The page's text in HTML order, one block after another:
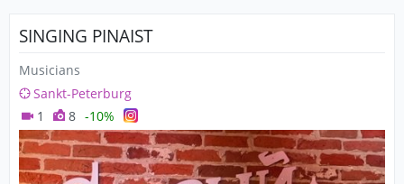
SINGING PINAIST
Musicians
Sankt-Peterburg
1
8 -10%